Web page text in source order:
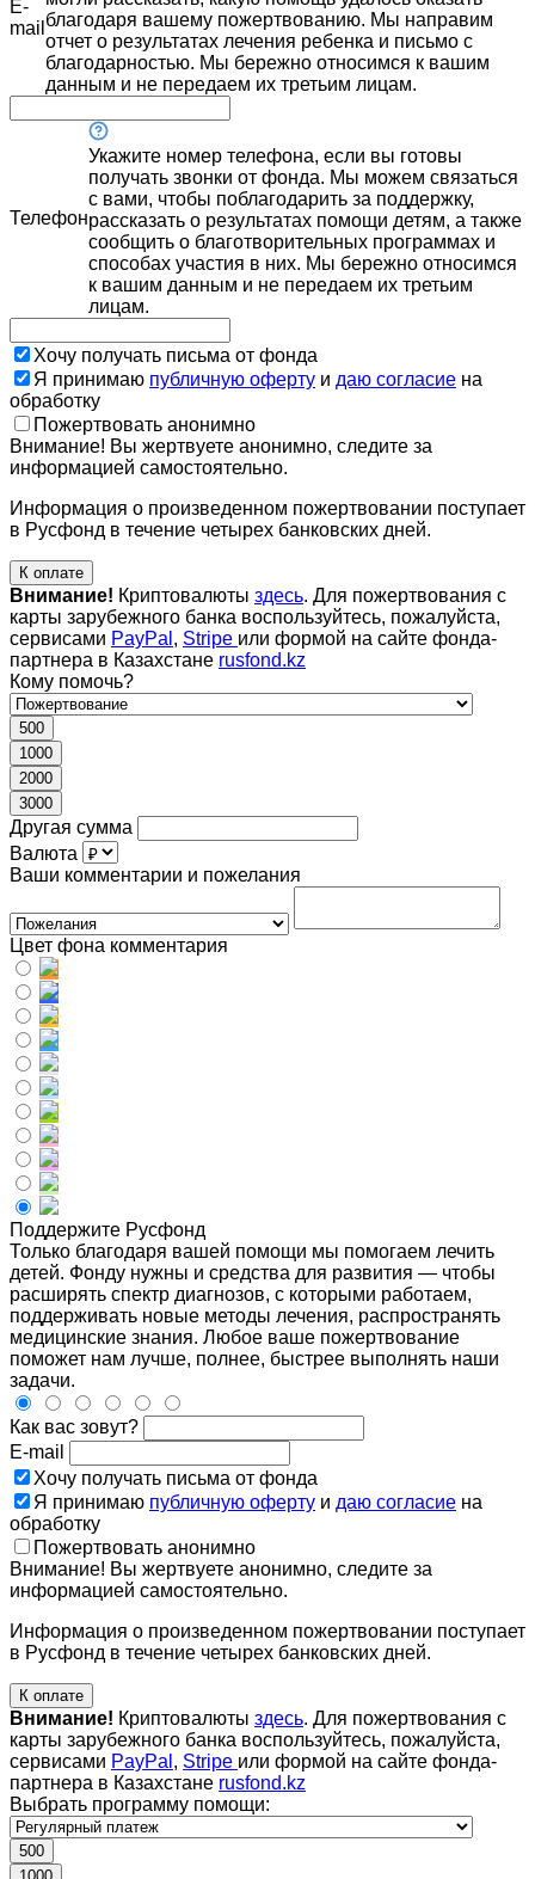
E-
mail благодаря вашему пожертвованию. Мы направим
отчет о результатах лечения ребенка и письмо с
благодарностью. Мы бережно относимся к вашим
данным и не передаем их третьим лицам.
Телефон
Укажите номер телефона, если вы готовы
получать звонки от фонда. Мы можем связаться
с вами, чтобы поблагодарить за поддержку,
рассказать о результатах помощи детям, а также
сообщить о благотворительных программах и
способах участия в них. Мы бережно относимся
к вашим данным и не передаем их третьим
лицам.
Хочу получать письма от фонда
Я принимаю публичную оферту и даю согласие на
обработку
Пожертвовать анонимно
Внимание! Вы жертвуете анонимно, следите за
информацией самостоятельно.
Информация о произведенном пожертвовании поступает
в Русфонд в течение четырех банковских дней.
К оплате
Внимание! Криптовалюты здесь. Для пожертвования с
карты зарубежного банка воспользуйтесь, пожалуйста,
сервисами PayPal , Stripe или формой на сайте фонда-
партнера в Казахстане rusfond.kz
Кому помочь?
500
1000
2000
3000
Другая сумма
Валюта
Ваши комментарии и пожелания
Цвет фона комментария
Поддержите Русфонд
Только благодаря вашей помощи мы помогаем лечить
детей. Фонду нужны и средства для развития — чтобы
расширять спектр диагнозов, с которыми работаем,
поддерживать новые методы лечения, распространять
медицинские знания. Любое ваше пожертвование
поможет нам лучше, полнее, быстрее выполнять наши
задачи.
Как вас зовут?
E-mail
Хочу получать письма от фонда
Я принимаю публичную оферту и даю согласие на
обработку
Пожертвовать анонимно
Внимание! Вы жертвуете анонимно, следите за
информацией самостоятельно.
Информация о произведенном пожертвовании поступает
в Русфонд в течение четырех банковских дней.
К оплате
Внимание! Криптовалюты здесь. Для пожертвования с
карты зарубежного банка воспользуйтесь, пожалуйста,
сервисами PayPal , Stripe или формой на сайте фонда-
партнера в Казахстане rusfond.kz
Выбрать программу помощи:
500